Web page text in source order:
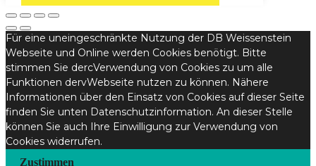
Für eine uneingeschränkte Nutzung der DB Weissenstein
Webseite und Online werden Cookies benötigt. Bitte
stimmen Sie dercVerwendung von Cookies zu um alle
Funktionen dervWebseite nutzen zu können. Nähere
Informationen über den Einsatz von Cookies auf dieser Seite
finden Sie unten Datenschutzinformation. An dieser Stelle
können Sie auch Ihre Einwilligung zur Verwendung von
Cookies widerrufen.
Zustimmen